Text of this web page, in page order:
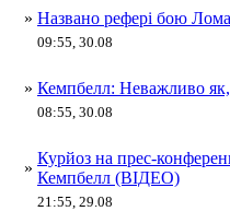
» Названо рефері бою
09:55, 30.08
» Кемпбелл: Неважливо як,
08:55, 30.08
»
Курйоз на прес-
Кемпбелл (ВІДЕО)
21:55, 29.08